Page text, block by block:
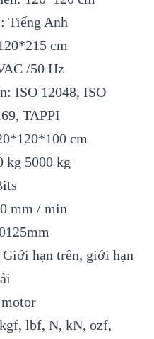
Tiếng Anh
cm
/50 Hz
ISO 12048, ISO
TAPPI
cm
kg 5000 kg
mm / min
Giới hạn trên, giới hạn
lbf, N, kN, ozf,